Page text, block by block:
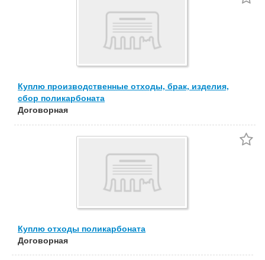
Куплю производственные отходы, брак, изделия,
сбор поликарбоната
Договорная
Куплю отходы поликарбоната
Договорная